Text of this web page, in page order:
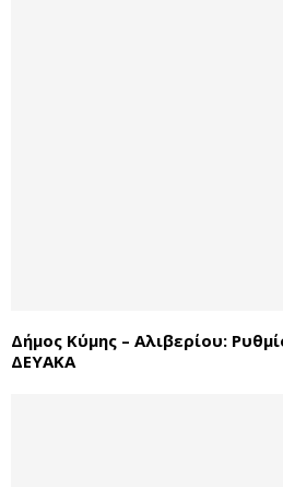
Δήμος Κύμης – Αλιβερίου:
ΔΕΥΑΚΑ